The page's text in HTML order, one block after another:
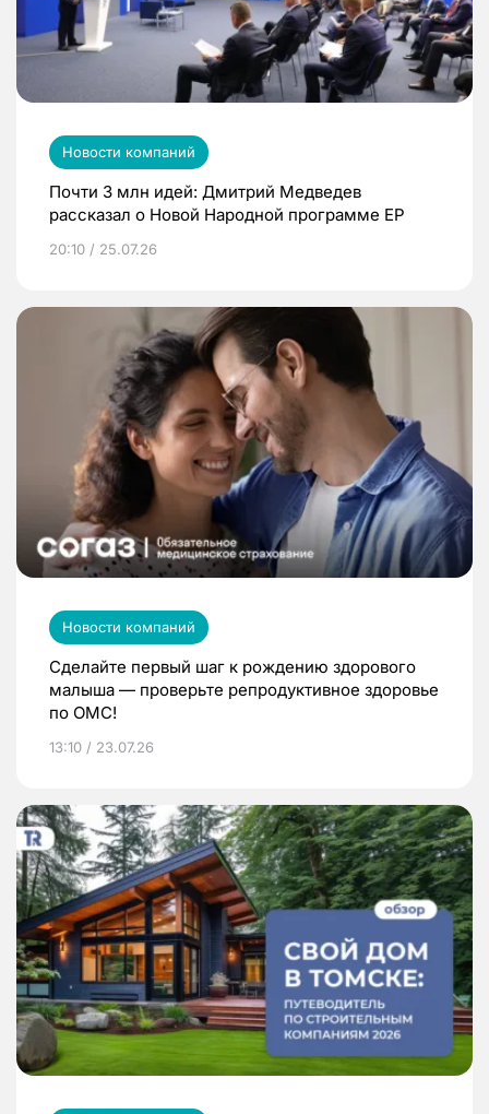
Новости компаний
Почти 3 млн идей: Дмитрий Медведев
рассказал о Новой Народной программе ЕР
20:10 / 25.07.26
Новости компаний
Сделайте первый шаг к рождению здорового
малыша — проверьте репродуктивное здоровье
по ОМС!
13:10 / 23.07.26